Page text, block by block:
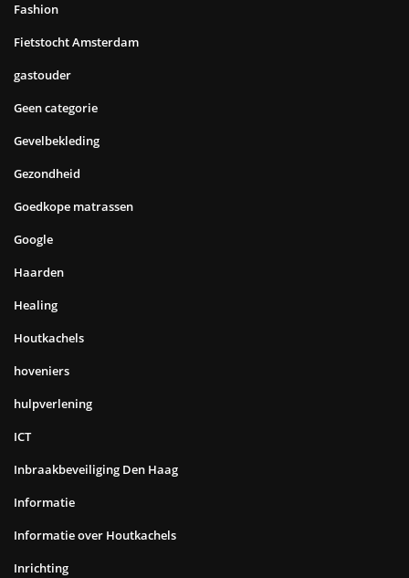
Fashion
Fietstocht Amsterdam
gastouder
Geen categorie
Gevelbekleding
Gezondheid
Goedkope matrassen
Google
Haarden
Healing
Houtkachels
hoveniers
hulpverlening
ICT
Inbraakbeveiliging Den Haag
Informatie
Informatie over Houtkachels
Inrichting